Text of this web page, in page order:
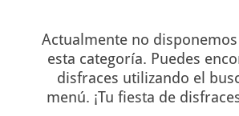
Actualmente no
esta categoría. Puedes
disfraces utilizando el
menú. ¡Tu fiesta de